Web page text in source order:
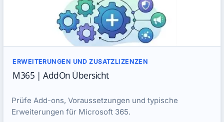
ERWEITERUNGEN UND ZUSATZLIZENZEN
M365 | AddOn Übersicht
Prüfe Add-ons, Voraussetzungen und typische
Erweiterungen für Microsoft 365.